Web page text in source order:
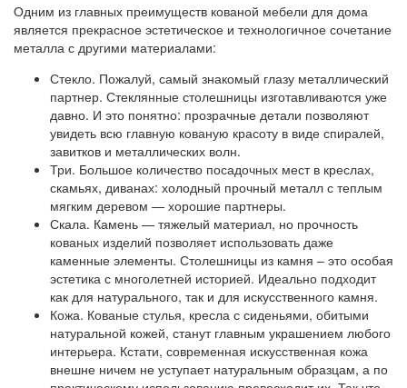
Одним из главных преимуществ кованой мебели для дома
является прекрасное эстетическое и технологичное сочетание
металла с другими материалами:
Стекло. Пожалуй, самый знакомый глазу металлический
партнер. Стеклянные столешницы изготавливаются уже
давно. И это понятно: прозрачные детали позволяют
увидеть всю главную кованую красоту в виде спиралей,
завитков и металлических волн.
Три. Большое количество посадочных мест в креслах,
скамьях, диванах: холодный прочный металл с теплым
мягким деревом — хорошие партнеры.
Скала. Камень — тяжелый материал, но прочность
кованых изделий позволяет использовать даже
каменные элементы. Столешницы из камня – это особая
эстетика с многолетней историей. Идеально подходит
как для натурального, так и для искусственного камня.
Кожа. Кованые стулья, кресла с сиденьями, обитыми
натуральной кожей, станут главным украшением любого
интерьера. Кстати, современная искусственная кожа
внешне ничем не уступает натуральным образцам, а по